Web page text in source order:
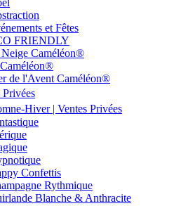
et Fêtes
FRIENDLY
Caméléon®
de l'Avent Caméléon®
Privées
Hiver | Ventes Privées
Confettis
Rythmique
Blanche & Anthracite